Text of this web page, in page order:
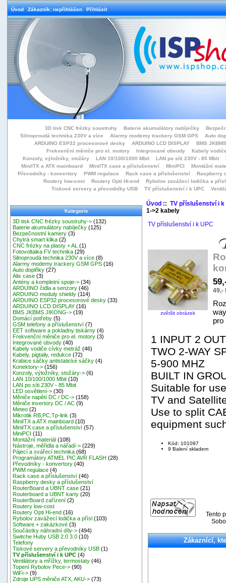
Úvod Zákazník: nepřihlášen Přihlásit
3D tisk CNC frézky soustruhy Baterie akumulátory nabíječky
Silnoproudá technika 230V a více
Alarmy modemy trackery GSM GPS
Auto
ARDUINO ESP32 procesorové desky
ARDUINO LCD DISPLAY
BMS
Frekvenční měniče pro el. motory
Integrované obvody
Kabely
Konzoly, výložníky, stožáry
LAN 10/100/1000 Mbit LAN po síti 230V - 85 Mbit
MiniITX a ATX mainboard
MiniITX case a příslušenství MiniPCI
Montážní
Převodníky - konvertory
PWM regulace Rack case a příslušenství
Raspberry
Routery low-cost
Routery Opti Hi-end
Rybolov zavážecí lodička a přísl
Tiskové servery a převodníky USB
TV příslušenství i k UPC
Kategorie
3D tisk CNC frézky soustruhy-> (132)
Baterie akumulátory nabíječky (125)
Bezpečnostní kamery (3)
Chytrá smart klika (2)
CNC frézky na plasty + AL
(1)
Fotovoltaika FV technika (29)
Silnoproudá technika 230V a více (8)
Alarmy modemy trackery GSM GPS (16)
Auto doplňky (27)
Alix case (3)
Antény a kompletní spoje-> (34)
ARDUINO čidla a senzory (46)
ARDUINO moduly shieldy (114)
ARDUINO ESP32 procesorové desky (33)
ARDUINO LCD DISPLAY (16)
BMS JKBMS JIKONG-> (19)
Domácí potřeby (5)
GSM telefony a příslušenství (7)
EET software a pokladny tiskárny (4)
Frekvenční měniče pro el. motory (3)
Integrované obvody (40)
Kabely vodiče cívky metráž (46)
Kabely, pigtaily, redukce (72)
Krabice sáčky antistatické sáčky (4)
Konektory-> (156)
Konzoly, výložníky, stožáry-> (6)
LAN 10/100/1000 Mbit (10)
LAN po síti 230V - 85 Mbit
LED osvětlení-> (30)
Měniče napětí DC / DC-> (158)
Měniče invertory DC / AC (9)
Meteo (2)
Mikrotik RB,PC,Tp-link (3)
MiniITX a ATX mainboard (10)
MiniITX case a příslušenství (57)
MiniPCI (11)
Montážní materiál (108)
Nástroje, měřidla a nářadí-> (229)
Pájecí a svářecí technika (68)
Programátory ATMEL PIC AVR FLASH (28)
Převodníky - konvertory (40)
PWM regulace (4)
Rack case a příslušenství (46)
Raspberry desky a příslušenství
RouterBoard a UBNT case (21)
Routerboard a UBNT karty (20)
RouterBoard zařízení (2)
Routery low-cost
Routery Opti Hi-end (16)
Rybolov zavážecí lodička a přísl (103)
Software + zakázkové (3)
Součástky náhradní díly-> (494)
Switche Huby USB 2.0 3.0 (10)
Telefony
Tiskové servery a převodníky USB (1)
TV příslušenství i k UPC (4)
Ventilátory a mřížky, termostaty (46)
Topení Rybolov Pece-> (90)
WiFi-> (9)
Zdroje UPS měniče ATX, AKU-> (73)
Úvod:: TV příslušenství i k
1->2 kabely
TV příslušenství i k UPC
zvětšit obrázek
49,-
pro
1 INPUT 2 OUT
TWO 2-WAY
5-900 MHZ
BUILT IN
Suitable for
TV and
Use to split
equipment
Kód: 101097
9 Balení skladem
Tento
Zákaznící,